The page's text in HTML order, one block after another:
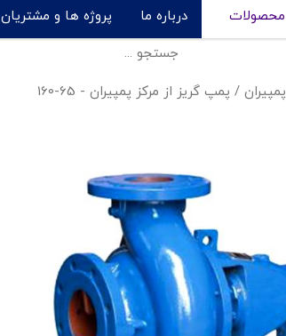
محصولات درباره ما پروژه ها و مشتریان
پمپیران / پمپ گریز از مرکز پمپیران - 65-160